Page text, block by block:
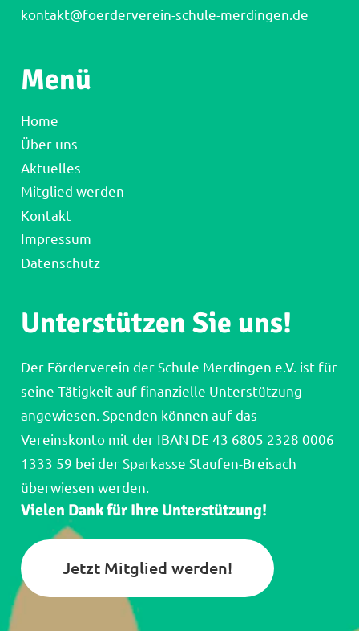
kontakt@foerderverein-schule-merdingen.de
Menü
Home
Über uns
Aktuelles
Mitglied werden
Kontakt
Impressum
Datenschutz
Unterstützen Sie uns!
Der Förderverein der Schule Merdingen e.V. ist für
seine Tätigkeit auf finanzielle Unterstützung
angewiesen. Spenden können auf das
Vereinskonto mit der IBAN DE 43 6805 2328 0006
1333 59 bei der Sparkasse Staufen-Breisach
überwiesen werden.
Vielen Dank für Ihre Unterstützung!
Jetzt Mitglied werden!